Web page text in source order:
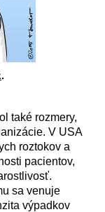
.
také rozmery,
ácie. V USA
roztokov a
pacientov,
sa venuje
výpadkov